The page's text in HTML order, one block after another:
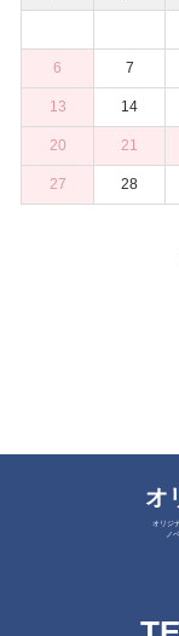
6 7
13 14
20 21
27 28
オ
オリジ
ノ